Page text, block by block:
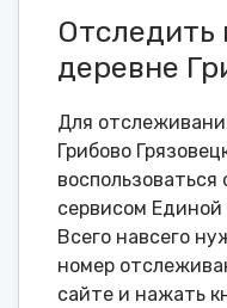
Отследить
деревне
Для
Грибово
сервисом Единой
Всего навсего
номер
сайте и нажать